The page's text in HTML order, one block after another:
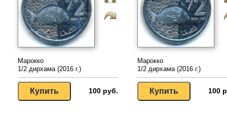
Марокко
1/2 дирхама (2016 г.)
100 руб.
Марокко
1/2 дирхама (2016 г.)
100